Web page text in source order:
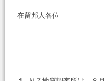
在留邦人各位